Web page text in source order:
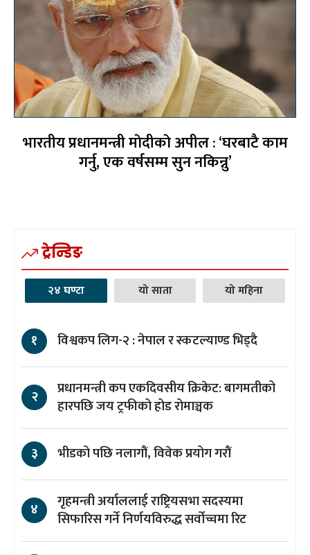
भारतीय प्रधानमन्त्री माेदीकाे अपील : ‘घरबाटै काम
गर्नु, एक वर्षसम्म सुन नकिन्नु’
ट्रेन्डिङ
२४ घण्टा यो साता यो महिना
१ विश्वकप लिग-२ : नेपाल र स्कटल्याण्ड भिड्दै
२
प्रधानमन्त्री कप एकदिवसीय क्रिकेट: बागमतीको
हारपछि जय ट्रफीको होड रोमाञ्चक
३ भीडको पछि नलागौं, विवेक प्रयोग गरौं
४
गृहमन्त्री अर्याललाई राष्ट्रियसभा सदस्यमा
सिफारिस गर्ने निर्णयविरुद्ध सर्वोच्चमा रिट